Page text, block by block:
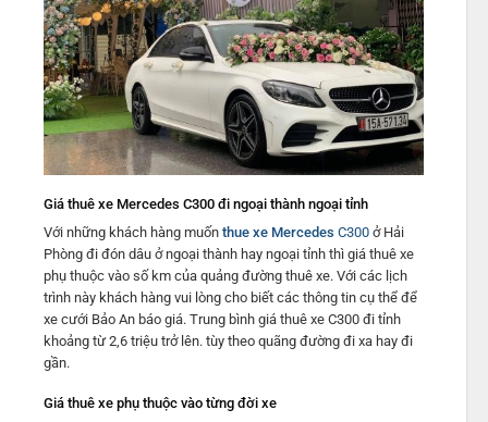
Giá thuê xe Mercedes C300 đi ngoại thành ngoại tỉnh
Với những khách hàng muốn thue xe Mercedes C300ở Hải
Phòng đi đón dâu ở ngoại thành hay ngoại tỉnh thì giá thuê xe
phụ thuộc vào số km của quảng đường thuê xe. Với các lịch
trình này khách hàng vui lòng cho biết các thông tin cụ thể để
xe cưới Bảo An báo giá. Trung bình giá thuê xe C300 đi tỉnh
khoảng từ 2,6 triệu trở lên. tùy theo quãng đường đi xa hay đi
gần.
Giá thuê xe phụ thuộc vào từng đời xe